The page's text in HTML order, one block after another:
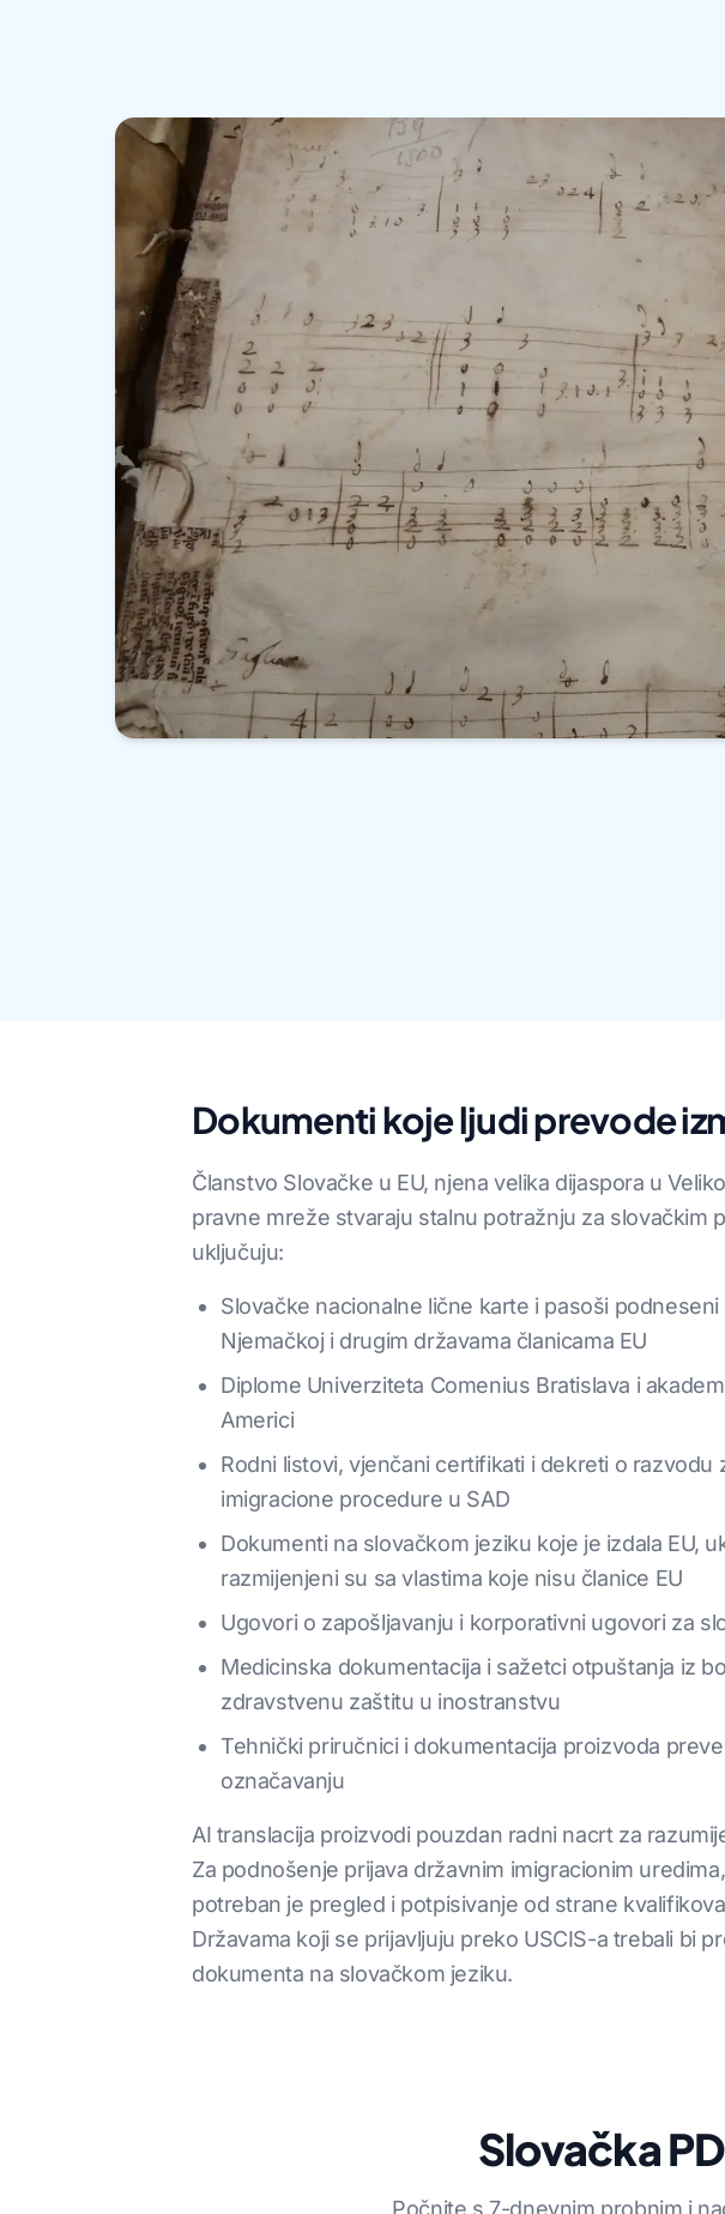
Dokumenti koje ljudi prevode
Članstvo Slovačke u EU, njena velika dijaspora u
pravne mreže stvaraju stalnu potražnju za slovačkim
uključuju:
Slovačke nacionalne lične karte i pasoši
Njemačkoj i drugim državama članicama EU
Diplome Univerziteta Comenius Bratislava i
Americi
Rodni listovi, vjenčani certifikati i dekreti o
imigracione procedure u SAD
Dokumenti na slovačkom jeziku koje je izdala EU,
razmijenjeni su sa vlastima koje nisu članice EU
Ugovori o zapošljavanju i korporativni ugovori za
Medicinska dokumentacija i sažetci otpuštanja iz
zdravstvenu zaštitu u inostranstvu
Tehnički priručnici i dokumentacija proizvoda
označavanju
AI translacija proizvodi pouzdan radni nacrt za
Za podnošenje prijava državnim imigracionim
potreban je pregled i potpisivanje od strane
Državama koji se prijavljuju preko USCIS-a trebali bi
dokumenta na slovačkom jeziku.
Slovačka
Počnite s 7-dnevnim probnim i